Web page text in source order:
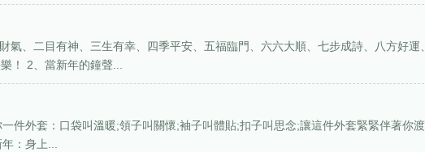
氣、二目有神、三生有幸、四季平安、五福臨門、六六大順、七步成詩、八方好運
！ 2、當新年的鐘聲...
件外套：口袋叫溫暖;領子叫關懷;袖子叫體貼;扣子叫思念;讓這件外套緊緊伴著你
：身上...